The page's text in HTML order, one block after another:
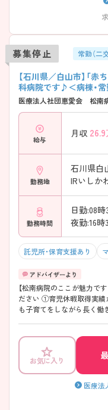
募集停止 常勤（二
【石川県／白山市】「
科病院です♪＜病棟・
医療法人社団恵愛会 松南
給与
月収 26.9
勤務地
石川県白
IRいしか
勤務時間
日勤:08時
夜勤:16時
託児所・保育支援あり
【松南病院のここが魅力で
ださい ①育児休暇取得実績が高く託児所を完備しているので、ご出産後
も子育てをしながら長く働
す。 ④賞与が4.8ヶ月と給与
給されます！ 【入職した方のお声】分娩から7年ほど離れており病棟勤務に
不安がありましたが、師長
ちをわかってくれました。
お気に入り
医療